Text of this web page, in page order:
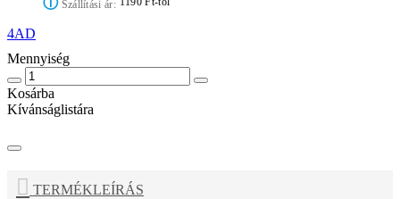
Szállítási ár:
4AD
Mennyiség
Kosárba
Kívánságlistára
TERMÉKLEÍRÁS